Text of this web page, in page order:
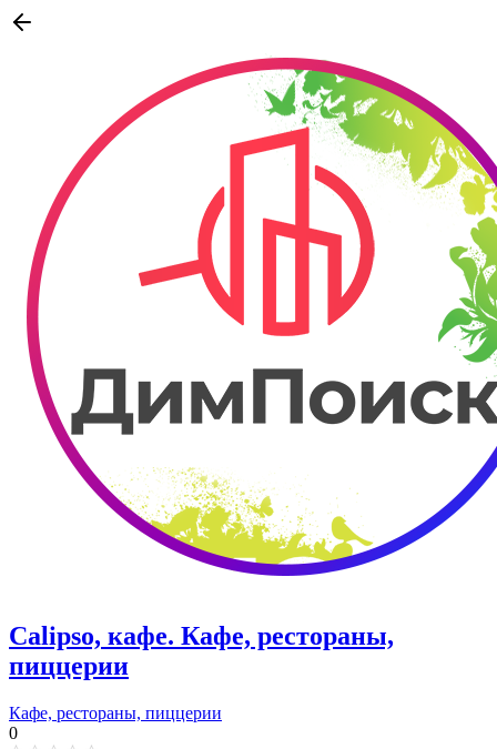
Calipso, кафе. Кафе, рестораны,
пиццерии
Кафе, рестораны, пиццерии
0